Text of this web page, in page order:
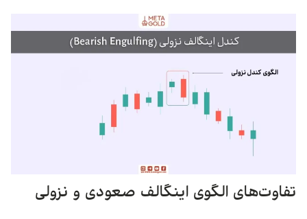
تفاوت‌های الگوی اینگالف صعودی و نزولی